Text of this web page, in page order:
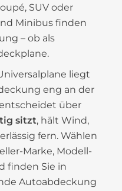
SUV oder
Minibus finden
– ob als
liegt
eng an der
entscheidet über
sitzt, hält Wind,
fern. Wählen
Marke, Modell-
finden Sie in
Autoabdeckung